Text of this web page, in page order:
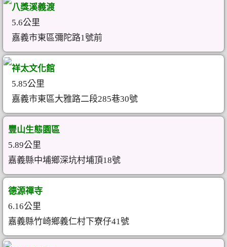
八獎溪義渡
5.6公里
嘉義市東區彌陀路1號前
祥太文化館
5.85公里
嘉義市東區大雅路二段285巷30號
豐山生態園區
5.89公里
嘉義縣中埔鄉深坑村埔頂18號
德源禪寺
6.16公里
嘉義縣竹崎鄉義仁村下寮仔41號